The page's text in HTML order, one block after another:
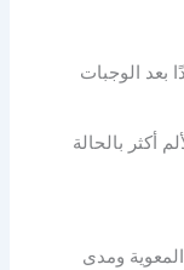
بعد الوجبات
أكثر بالحالة
ومدى